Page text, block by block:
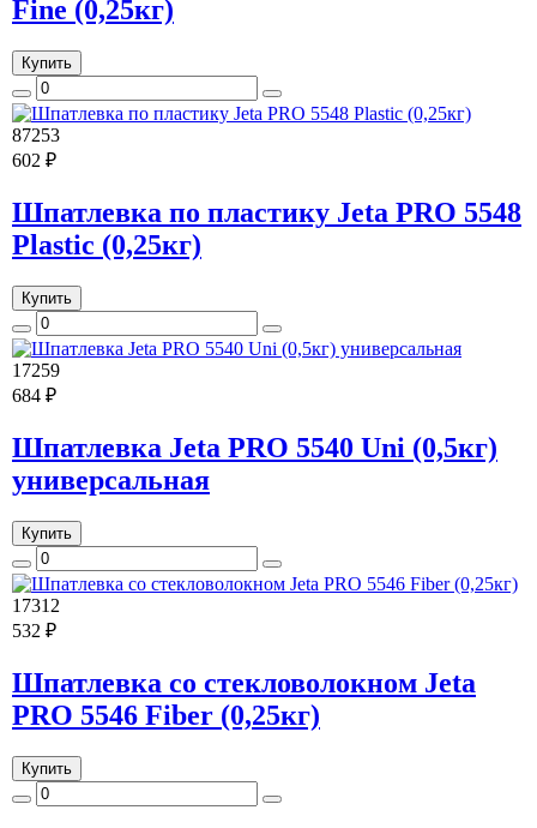
Fine (0,25кг)
Купить
87253
602 ₽
Шпатлевка по пластику Jeta PRO 5548
Plastic (0,25кг)
Купить
17259
684 ₽
Шпатлевка Jeta PRO 5540 Uni (0,5кг)
универсальная
Купить
17312
532 ₽
Шпатлевка со стекловолокном Jeta
PRO 5546 Fiber (0,25кг)
Купить